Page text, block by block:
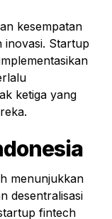
kesempatan
inovasi. Startup
ketiga yang
menunjukkan
desentralisasi
fintech